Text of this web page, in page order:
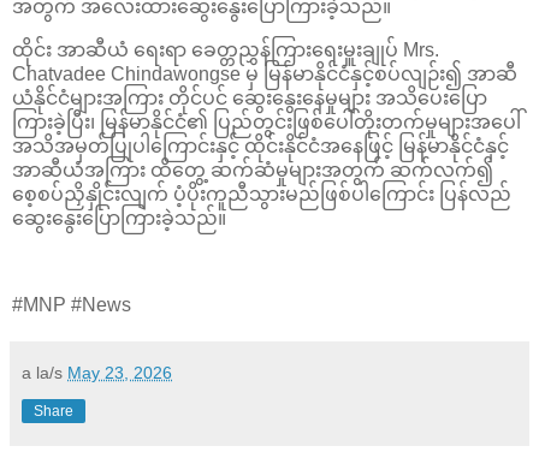
အတွက် အလေးထားဆွေးနွေးပြောကြားခဲ့သည်။
ထိုင်း အာဆီယံ ရေးရာ ခေတ္တညွှန်ကြားရေးမှူးချုပ် Mrs.
Chatvadee Chindawongse မှ မြန်မာနိုင်ငံနှင့်စပ်လျဉ်း၍ အာဆီ
ယံနိုင်ငံများအကြား တိုင်ပင် ဆွေးနွေးနေမှုများ အသိပေးပြော
ကြားခဲ့ပြီး၊ မြန်မာနိုင်ငံ၏ ပြည်တွင်းဖြစ်ပေါ်တိုးတက်မှုများအပေါ်
အသိအမှတ်ပြုပါကြောင်းနှင့် ထိုင်းနိုင်ငံအနေဖြင့် မြန်မာနိုင်ငံနှင့်
အာဆီယံအကြား ထိတွေ့ ဆက်ဆံမှုများအတွက် ဆက်လက်၍
စေ့စပ်ညှိနှိုင်းလျက် ပံ့ပိုးကူညီသွားမည်ဖြစ်ပါကြောင်း ပြန်လည်
ဆွေးနွေးပြောကြားခဲ့သည်။
#MNP #News
a la/s May 23, 2026
Share